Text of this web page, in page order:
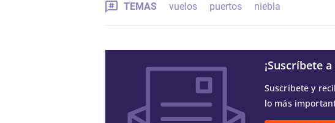
TEMAS vuelos puertos niebla
¡Suscríbete
Suscríbete y
lo más